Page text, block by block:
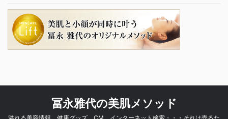
冨永雅代の美肌メソッド